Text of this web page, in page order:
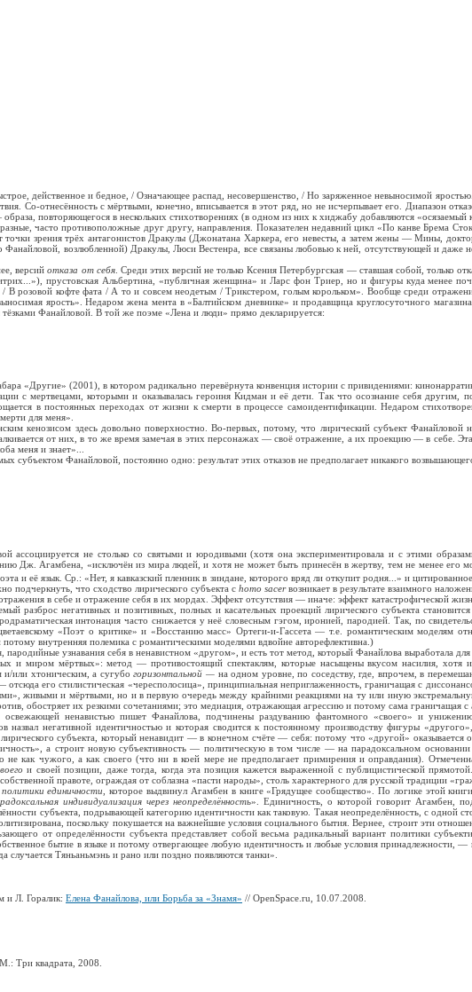
действенное и бедное, / Означающее распад, несовершенство, / Но заряженное невыносимой
Со-отнесённость с мёртвыми, конечно, вписывается в этот ряд, но не исчерпывает его. Диапазон
повторяющегося в нескольких стихотворениях (в одном из них к хиджабу добавляются «осязаемый
часто противоположные друг другу, направления. Показателен недавний цикл «По канве Брема
зрения трёх антагонистов Дракулы (Джонатана Харкера, его невесты, а затем жены — Мины,
возлюбленной) Дракулы, Люси Вестенра, все связаны любовью к ней, отсутствующей и
версийотказа от себя. Среди этих версий не только Ксения Петербургская — ставшая собой, только
прустовская Альбертина, «публичная женщина» и Ларс фон Триер, но и фигуры куда менее
розовой кофте фата / А то и совсем неодетым / Трикстером, голым корольком». Вообще среди
ярость». Недаром жена мента в «Балтийском дневнике» и продавщица круглосуточного
Фанайловой. В той же поэме «Лена и люди» прямо декларируется:
«Другие» (2001), в котором радикально перевёрнута конвенция истории с привидениями:
с мертвецами, которыми и оказывалась героиня Кидман и её дети. Так что осознание себя другим,
в постоянных переходах от жизни к смерти в процессе самоидентификации. Недаром
для меня».
кенозисом здесь довольно поверхностно. Во-первых, потому, что лирический субъект Фанайловой
от них, в то же время замечая в этих персонажах — своё отражение, а их проекцию — в себе.
меня и знает»...
субъектом Фанайловой, постоянно одно: результат этих отказов не предполагает никакого
не столько со святыми и юродивыми (хотя она экспериментировала и с этими
Дж. Агамбена, «исключён из мира людей, и хотя не может быть принесён в жертву, тем не менее его
и её язык. Ср.: «Нет, я кавказский пленник в зиндане, которого вряд ли откупит родня...» и
подчеркнуть, что сходство лирического субъекта с homo sacerвозникает в результате взаимного
в себе и отражение себя в их мордах. Эффект отсутствия — иначе: эффект катастрофической
разброс негативных и позитивных, полных и касательных проекций лирического субъекта
интонация часто снижается у неё словесным гэгом, иронией, пародией. Так, по
«Поэт о критике» и «Восстанию масс» Ортеги-и-Гассета — т.е. романтическим моделям
внутренняя полемика с романтическими моделями вдвойне авторефлективна.)
пародийные узнавания себя в ненавистном «другом», и есть тот метод, который Фанайлова выработала для
и миром мёртвых»: метод — противостоящий спектаклям, которые насыщены вкусом насилия, хотя и
или хтоническим, а сугубогоризонтальной —на одном уровне, по соседству, где, впрочем, в
отсюда его стилистическая «чересполосица», принципиальная неприглаженность, граничащая с
живыми и мёртвыми, но и в первую очередь между крайними реакциями на ту или иную
обостряет их резкими сочетаниями; это медиация, отражающая агрессию и потому сама граничащая с
ненавистью пишет Фанайлова, подчинены раздуванию фантомного «своего» и
негативной идентичностью и которая сводится к постоянному производству фигуры
субъекта, который ненавидит — в конечном счёте — себя: потому что «другой» оказывается
а строит новую субъективность — политическую в том числе — на парадоксальном
не как чужого, а как своего (что ни в коей мере не предполагает примирения и оправдания).
и своей позиции, даже тогда, когда эта позиция кажется выраженной с публицистической
правоте, ограждая от соблазна «пасти народы», столь характерного для русской традиции
политики единичности
, которое выдвинул Агамбен в книге «Грядущее сообщество». По логике этой
индивидуализация через неопределённость». Единичность, о которой говорит Агамбен,
субъекта, подрывающей категорию идентичности как таковую. Такая неопределённость, с одной
поскольку покушается на важнейшие условия социального бытия. Вернее, строит эти
от определённости субъекта представляет собой весьма радикальный вариант политики
бытие в языке и потому отвергающее любую идентичность и любые условия принадлежности, —
Тяньаньмэнь и рано или поздно появляются танки».
и Л. Горалик: Елена Фанайлова, или Борьба за «Знамя» // OpenSpace.ru, 10.07.2008.
Три квадрата, 2008.